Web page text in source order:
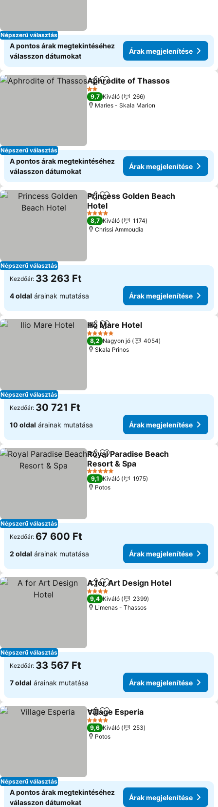
Népszerű választás
A pontos árak megtekintéséhez
válasszon dátumokat
Árak megjelenítése
Népszerű választás
Megosztás
Hozzáadás a kedvencekhez
Aphrodite of Thassos
2 Kategória
9,7 Kiváló
266
Maries - Skala Marion
A pontos árak megtekintéséhez
válasszon dátumokat
Árak megjelenítése
Népszerű választás
Megosztás
Hozzáadás a kedvencekhez
Princess Golden Beach
Hotel
4 Kategória
8,7 Kiváló
1174
Chrissi Ammoudia
Kezdőár: 33 263 Ft
4 oldal árainak mutatása Árak megjelenítése
Népszerű választás
Megosztás
Hozzáadás a kedvencekhez
Ilio Mare Hotel
5 Kategória
8,2 Nagyon jó
4054
Skala Prinos
Kezdőár: 30 721 Ft
10 oldal árainak mutatása Árak megjelenítése
Népszerű választás
Megosztás
Hozzáadás a kedvencekhez
Royal Paradise Beach
Resort & Spa
5 Kategória
9,1 Kiváló
1975
Potos
Kezdőár: 67 600 Ft
2 oldal árainak mutatása Árak megjelenítése
Népszerű választás
Megosztás
Hozzáadás a kedvencekhez
A for Art Design Hotel
4 Kategória
9,4 Kiváló
2399
Limenas - Thassos
Kezdőár: 33 567 Ft
7 oldal árainak mutatása Árak megjelenítése
Népszerű választás
Megosztás
Hozzáadás a kedvencekhez
Village Esperia
4 Kategória
9,6 Kiváló
253
Potos
A pontos árak megtekintéséhez
válasszon dátumokat
Árak megjelenítése